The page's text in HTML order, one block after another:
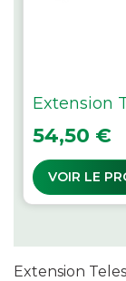
Extension
Prix
54,50 €
VOIR LE
Extension